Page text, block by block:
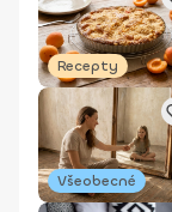
Recepty
Všeobecné